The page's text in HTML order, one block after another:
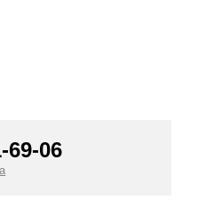
69-06